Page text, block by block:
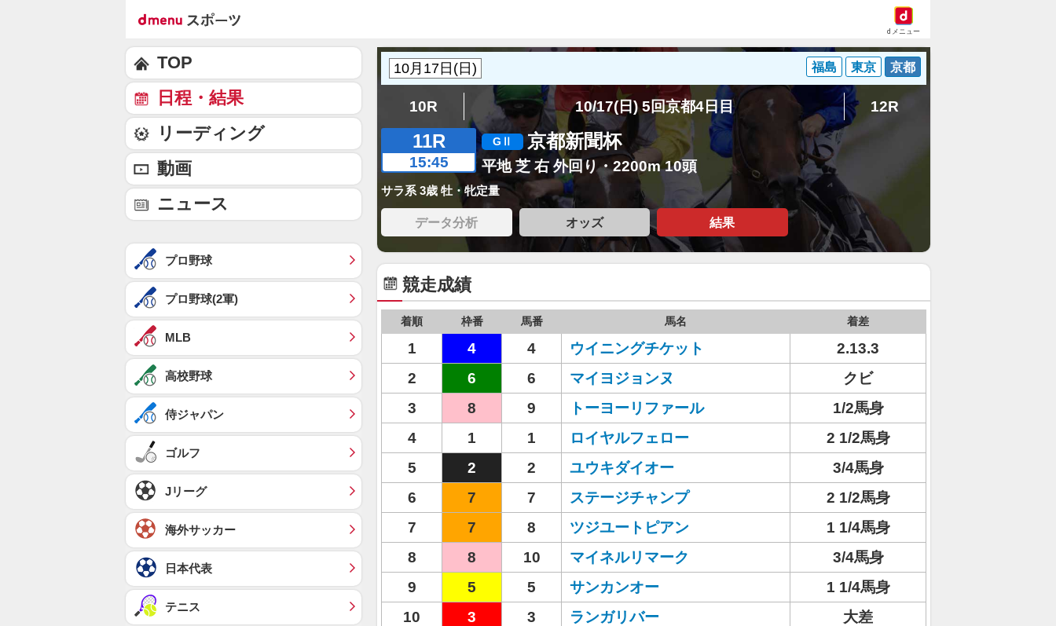
dメニュー
福島 東京 京都
10R 10/17(日) 5回京都4日目 12R
11R
15:45
京都新聞杯
平地 芝 右 外回り・2200m 10頭
サラ系 3歳 牡・牝定量
データ分析 オッズ 結果
競走成績
着順 枠番 馬番 馬名 着差
1 4 4 ウイニングチケット
2.13.3
2
6 6 マイヨジョンヌ
クビ
3
8 9 トーヨーリファール
1/2馬身
4
1 1 ロイヤルフェロー
2 1/2馬身
5
2 2 ユウキダイオー
3/4馬身
6
7 7 ステージチャンプ
2 1/2馬身
7
7 8 ツジユートピアン
1 1/4馬身
8
8 10 マイネルリマーク
3/4馬身
9
5 5 サンカンオー
1 1/4馬身
10
3 3 ランガリバー 大差
TOP
日程・結果
リーディング
動画
ニュース
プロ野球
プロ野球(2軍)
MLB
高校野球
侍ジャパン
ゴルフ
Jリーグ
海外サッカー
日本代表
テニス